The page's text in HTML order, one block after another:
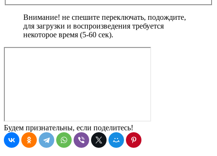
Внимание! не спешите переключать, подождите,
для загрузки и воспроизведения требуется
некоторое время (5-60 сек).
Будем признательны, если поделитесь!